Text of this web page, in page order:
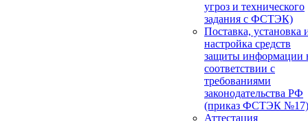
угроз и технического
задания с ФСТЭК)
Поставка, установка
настройка средств
защиты информации
соответствии с
требованиями
законодательства РФ
(приказ ФСТЭК №17)
Аттестация